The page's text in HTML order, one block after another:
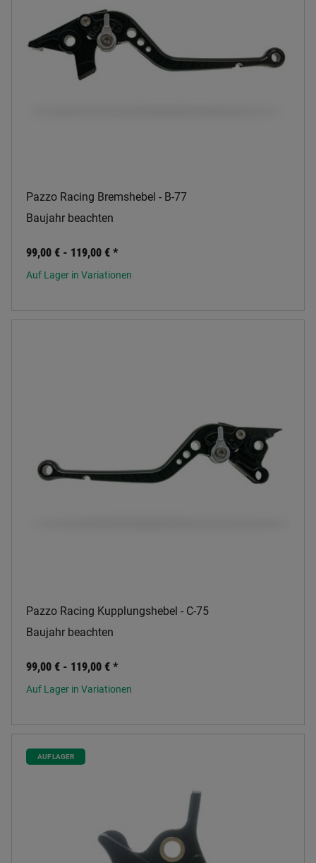
Pazzo Racing Bremshebel - B-77
Baujahr beachten
99,00 € - 119,00 € *
Auf Lager in Variationen
Pazzo Racing Kupplungshebel - C-75
Baujahr beachten
99,00 € - 119,00 € *
Auf Lager in Variationen
AUF LAGER